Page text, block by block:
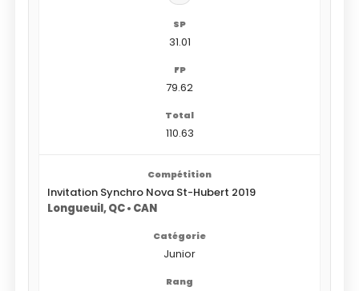
31.01
79.62
110.63
Invitation Synchro Nova St-Hubert 2019
Longueuil, QC • CAN
Junior